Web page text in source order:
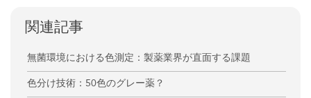
関連記事
無菌環境における色測定：製薬業界が直面する課題
色分け技術：50色のグレー薬？